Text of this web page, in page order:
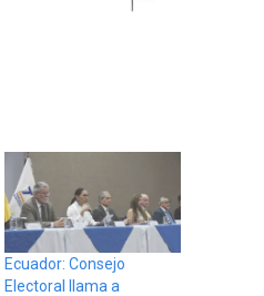
Ecuador: Consejo
Electoral llama a